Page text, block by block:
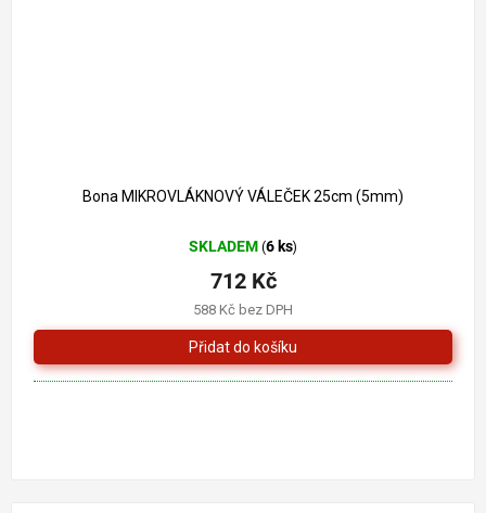
Bona MIKROVLÁKNOVÝ VÁLEČEK 25cm (5mm)
SKLADEM (6 ks)
588 Kč bez DPH
712 Kč